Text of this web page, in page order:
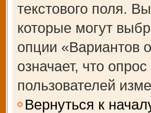
текстового поля.
которые могут
опции «Вариантов
означает, что
пользователей
Вернуться к